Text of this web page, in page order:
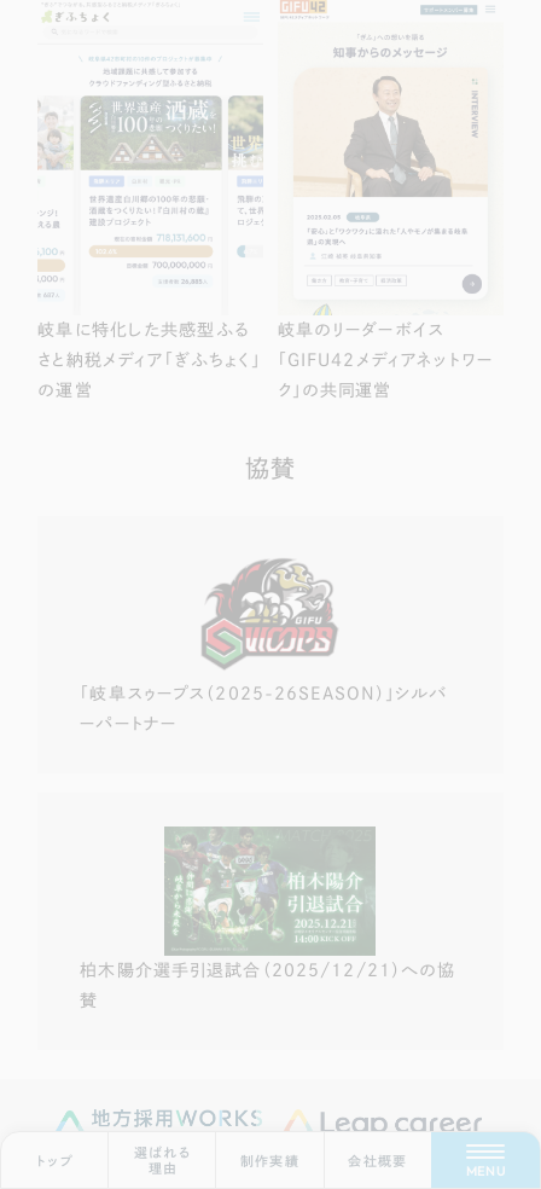
トップ
選ばれる
理由
制作実績 会社概要
MENU
岐阜に特化した共感型ふる
さと納税メディア「ぎふちょく」
の運営
岐阜のリーダーボイス
「GIFU42メディアネットワー
ク」の共同運営
協賛
「岐阜スゥープス （2025-26SEASON）」 シルバ
ーパートナー
柏木陽介選手 引退試合（2025/12/21） への協
賛